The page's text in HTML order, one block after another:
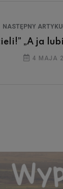
NASTĘPNY
„A ja
4 MAJA